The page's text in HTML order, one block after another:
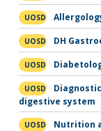
UOSD
UOSD DH
UOSD
UOSD
digestive system
UOSD Nutrition